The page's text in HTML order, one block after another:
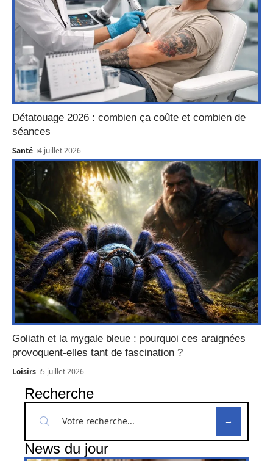
Détatouage 2026 : combien ça coûte et combien de
séances
Santé 4 juillet 2026
Goliath et la mygale bleue : pourquoi ces araignées
provoquent-elles tant de fascination ?
Loisirs 5 juillet 2026
Recherche
News du jour